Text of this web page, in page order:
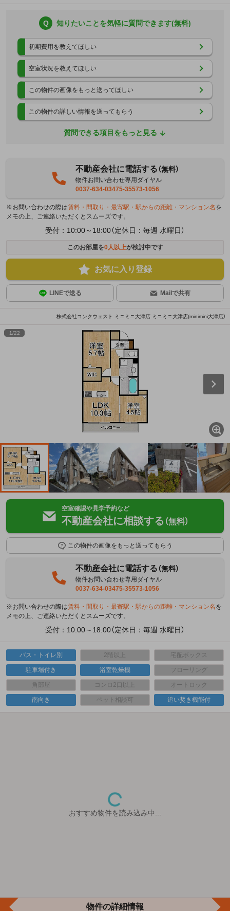
Q 知りたいことを気軽に質問できます(無料)
初期費用を教えてほしい
空室状況を教えてほしい
この物件の画像をもっと送ってほしい
この物件の詳しい情報を送ってもらう
質問できる項目をもっと見る
不動産会社に電話する（無料）
物件お問い合わせ専用ダイヤル
0037-634-03475-35573-1056
※お問い合わせの際は賃料・間取り・最寄駅・駅からの距離・マンション名 を
メモの上、ご連絡いただくとスムーズです。
受付：10:00～18:00（定休日：毎週 水曜日）
このお部屋を0人以上が検討中です
お気に入り登録
LINEで送る Mailで共有
株式会社コンクウェスト ミニミニ大津店 ミニミニ大津店(minimini大津店）
1/22
空室確認や見学予約など
不動産会社に相談する （無料）
この物件の画像をもっと送ってもらう
不動産会社に電話する（無料）
物件お問い合わせ専用ダイヤル
0037-634-03475-35573-1056
※お問い合わせの際は賃料・間取り・最寄駅・駅からの距離・マンション名 を
メモの上、ご連絡いただくとスムーズです。
受付：10:00～18:00（定休日：毎週 水曜日）
バス・トイレ別 2階以上 宅配ボックス
駐車場付き 浴室乾燥機 フローリング
角部屋 コンロ2口以上 オートロック
南向き ペット相談可 追い焚き機能付
おすすめ物件を読み込み中...
物件の詳細情報